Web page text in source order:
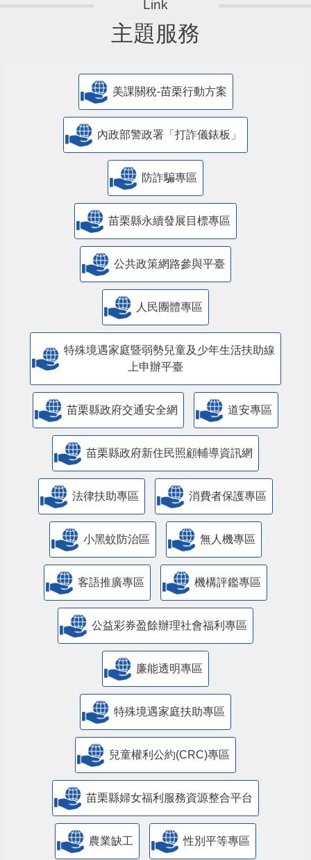
主題服務
美課關稅-苗栗行動方案
內政部警政署「打詐儀錶板」
防詐騙專區
苗栗縣永續發展目標專區
公共政策網路參與平臺
人民團體專區
特殊境遇家庭暨弱勢兒童及少年生活扶助線
上申辦平臺
苗栗縣政府交通安全網 道安專區
苗栗縣政府新住民照顧輔導資訊網
法律扶助專區 消費者保護專區
小黑蚊防治區 無人機專區
客語推廣專區 機構評鑑專區
公益彩券盈餘辦理社會福利專區
廉能透明專區
特殊境遇家庭扶助專區
兒童權利公約(CRC)專區
苗栗縣婦女福利服務資源整合平台
農業缺工 性別平等專區